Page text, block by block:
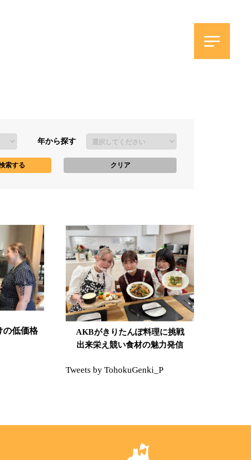
年から探す
AKBがきりたんぽ料理に挑戦
出来栄え競い食材の魅力発信
Tweets by TohokuGenki_P
の低価格